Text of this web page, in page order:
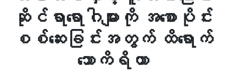
ဆိုင်ရာရောဂါများကို အစောပိုင်း
စစ်ဆေးခြင်းအတွက် ထိရောက်
သောကိရိယာ